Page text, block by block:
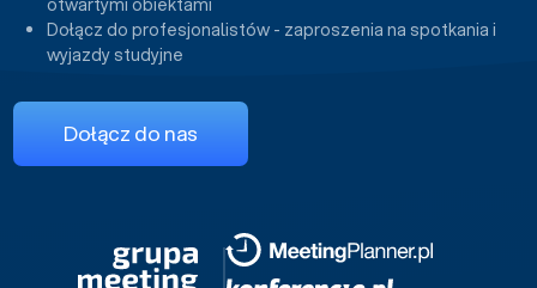
Dołącz do profesjonalistów - zaproszenia na spotkania i
wyjazdy studyjne
Dołącz do nas